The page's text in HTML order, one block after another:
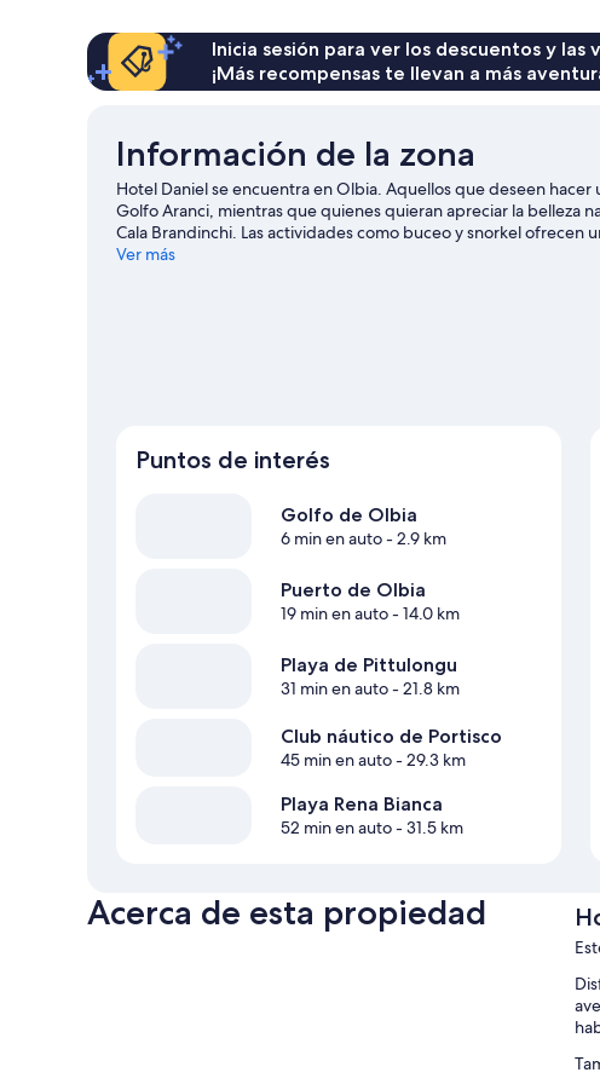
individuales
Inicia sesión para ver los descuentos y
¡Más recompensas te llevan a más
Información de la zona
Hotel Daniel se encuentra en Olbia. Aquellos que deseen
Golfo Aranci, mientras que quienes quieran apreciar la belleza
Cala Brandinchi. Las actividades como buceo y snorkel
poco de adrenalina, puedes hacer caminatas o ciclismo en
Ver más
Puntos de interés
Golfo de Olbia
6 min en auto- 2.9 km
Puerto de Olbia
19 min en auto- 14.0 km
Playa de Pittulongu
31 min en auto- 21.8 km
Club náutico de Portisco
45 min en auto- 29.3 km
Playa Rena Bianca
52 min en auto- 31.5 km
Acerca de esta propiedad